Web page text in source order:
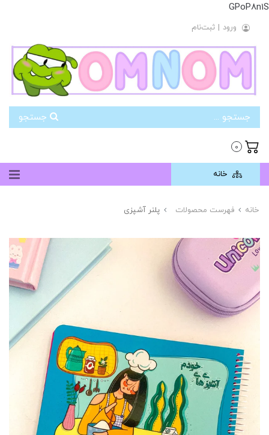
GPoP8n1S
ورود | ثبت‌نام
0
خانه
خانه فهرست محصولات پلنر آشپزی